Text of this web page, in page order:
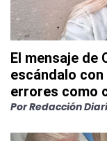
El mensaje de
escándalo
errores como
PorRedacción